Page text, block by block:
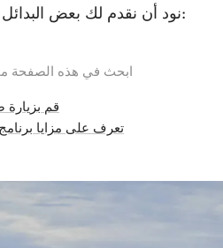
نود أن نقدم لك بعض البدائل بينما نقوم بإصلاح الخطأ:
ابحث في هذه الصفحة
قم
تعرف على مزايا برنامج